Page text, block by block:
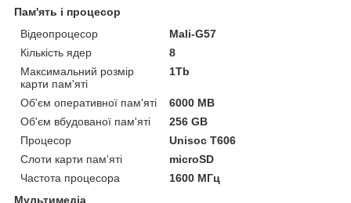
Пам'ять і процесор
Відеопроцесор
Mali-G57
Кількість ядер
8
Максимальний розмір
карти пам'яті
1Tb
Об'єм оперативної пам'яті
6000 MB
Об'єм вбудованої пам'яті
256 GB
Процесор
Unisoc T606
Слоти карти пам'яті
microSD
Частота процесора
1600 МГц
Мультимедіа